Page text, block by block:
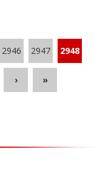
2946 2947 2948
› »